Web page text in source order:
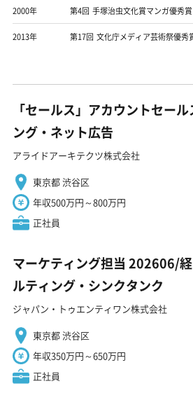
2000年 第4回 手塚治虫文化賞マンガ優秀賞
2013年 第17回 文化庁メディア芸術祭優秀
「セールス」アカウントセー
ング・ネット広告
アライドアーキテクツ株式会社
東京都 渋谷区
年収500万円～800万円
正社員
マーケティング担当 202606/
ルティング・シンクタンク
ジャパン・トゥエンティワン株式会社
東京都 渋谷区
年収350万円～650万円
正社員